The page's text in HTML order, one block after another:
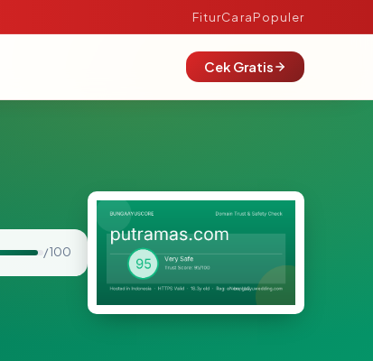
FiturCaraPopuler
Cek Gratis
/ 100